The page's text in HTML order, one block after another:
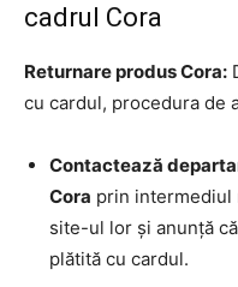
cadrul Cora
Returnare produs Cora:
cu cardul, procedura de
Contactează
Cora prin intermediul
site-ul lor și anunță
plătită cu cardul.